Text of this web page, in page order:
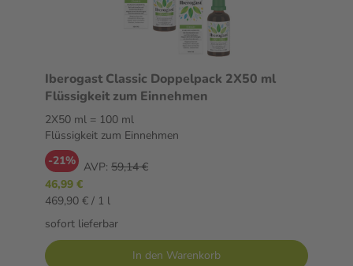
Iberogast Classic Doppelpack 2X50 ml
Flüssigkeit zum Einnehmen
2X50 ml = 100 ml
Flüssigkeit zum Einnehmen
-21% AVP: 59,14 €
46,99 €
469,90 € / 1 l
sofort lieferbar
In den Warenkorb